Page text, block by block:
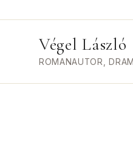
Végel László
ROMANAUTOR,